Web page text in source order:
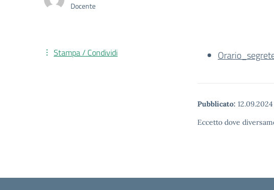
Docente
Pubblicato: 12.09.2024
Eccetto dove
Stampa / Condividi